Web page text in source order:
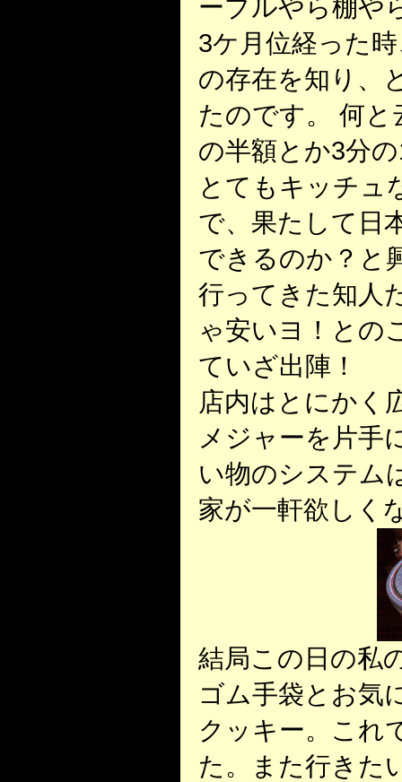
ーブルやら棚や
3ケ月位経った
の存在を知り、
たのです。 何と
の半額とか3分
とてもキッチュ
で、果たして日
できるのか？と
行ってきた知人
ゃ安いヨ！との
ていざ出陣！
店内はとにかく
メジャーを片手
い物のシステム
家が一軒欲しく
結局この日の私
ゴム手袋とお気
クッキー。これ
た。また行きた